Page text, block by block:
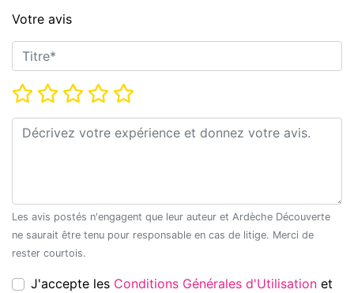
Votre avis
Titre*
Note*
Commentaire*
Les avis postés n'engagent que leur auteur et Ardèche Découverte
ne saurait être tenu pour responsable en cas de litige. Merci de
rester courtois.
J'accepte les Conditions Générales d'Utilisation et